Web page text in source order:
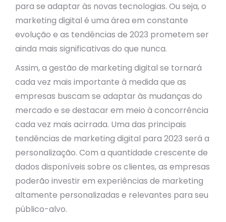
para se adaptar às novas tecnologias. Ou seja, o
marketing digital é uma área em constante
evolução e as tendências de 2023 prometem ser
ainda mais significativas do que nunca.
Assim, a gestão de marketing digital se tornará
cada vez mais importante à medida que as
empresas buscam se adaptar às mudanças do
mercado e se destacar em meio à concorrência
cada vez mais acirrada. Uma das principais
tendências de marketing digital para 2023 será a
personalização. Com a quantidade crescente de
dados disponíveis sobre os clientes, as empresas
poderão investir em experiências de marketing
altamente personalizadas e relevantes para seu
público-alvo.